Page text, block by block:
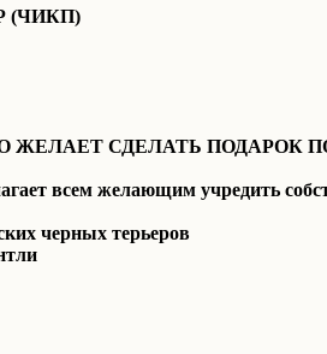
(ЧИКП)
ЖЕЛАЕТ СДЕЛАТЬ ПОДАРОК
всем желающим учредить
черных терьеров